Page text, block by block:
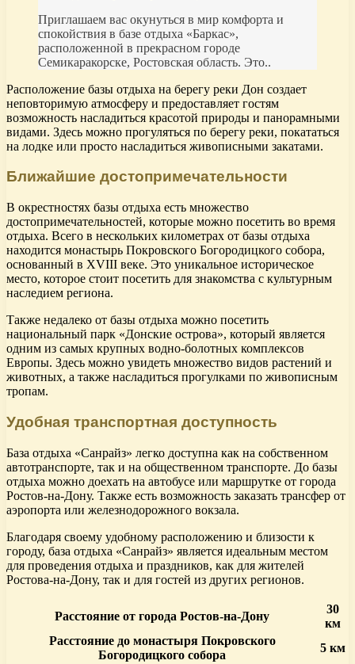
Приглашаем вас окунуться в мир комфорта и
спокойствия в базе отдыха «Баркас»,
расположенной в прекрасном городе
Семикаракорске, Ростовская область. Это..
Расположение базы отдыха на берегу реки Дон создает
неповторимую атмосферу и предоставляет гостям
возможность насладиться красотой природы и панорамными
видами. Здесь можно прогуляться по берегу реки, покататься
на лодке или просто насладиться живописными закатами.
Ближайшие достопримечательности
В окрестностях базы отдыха есть множество
достопримечательностей, которые можно посетить во время
отдыха. Всего в нескольких километрах от базы отдыха
находится монастырь Покровского Богородицкого собора,
основанный в XVIII веке. Это уникальное историческое
место, которое стоит посетить для знакомства с культурным
наследием региона.
Также недалеко от базы отдыха можно посетить
национальный парк «Донские острова», который является
одним из самых крупных водно-болотных комплексов
Европы. Здесь можно увидеть множество видов растений и
животных, а также насладиться прогулками по живописным
тропам.
Удобная транспортная доступность
База отдыха «Санрайз» легко доступна как на собственном
автотранспорте, так и на общественном транспорте. До базы
отдыха можно доехать на автобусе или маршрутке от города
Ростов-на-Дону. Также есть возможность заказать трансфер от
аэропорта или железнодорожного вокзала.
Благодаря своему удобному расположению и близости к
городу, база отдыха «Санрайз» является идеальным местом
для проведения отдыха и праздников, как для жителей
Ростова-на-Дону, так и для гостей из других регионов.
Расстояние от города Ростов-на-Дону
30
км
Расстояние до монастыря Покровского
Богородицкого собора
5 км